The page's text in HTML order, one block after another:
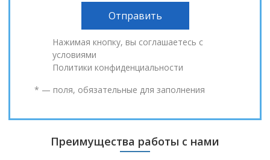
Нажимая кнопку, вы соглашаетесь с
условиями
Политики конфиденциальности
* — поля, обязательные для заполнения
Преимущества работы с нами